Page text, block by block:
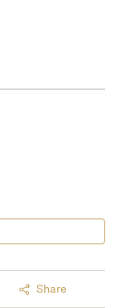
Share